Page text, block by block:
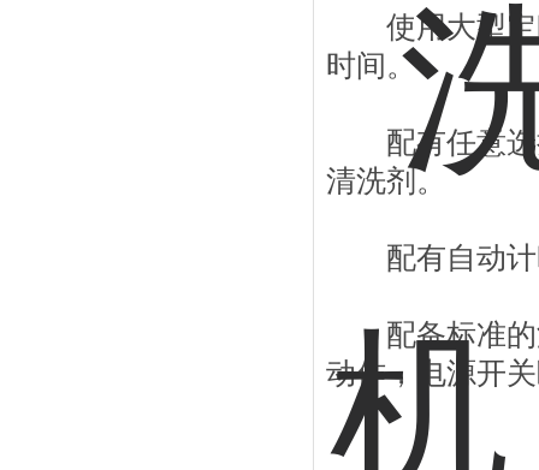
使用大型定
时间。
配有任意选
清洗剂。
配有自动计
配备标准的
动作，电源开